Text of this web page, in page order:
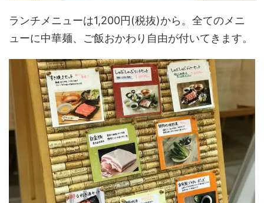
ランチメニューは1,200円(税抜)から。全てのメニ
ューに中華麺、ご飯おかわり自由が付いてきます。